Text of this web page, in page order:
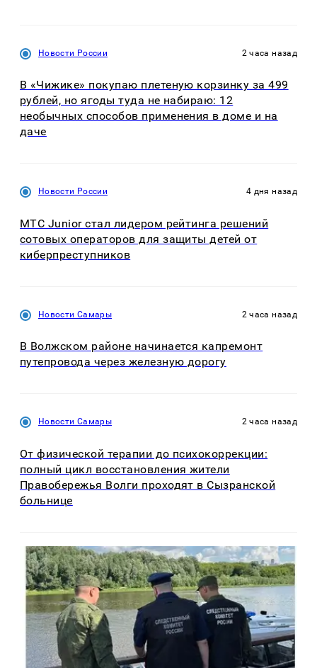
Новости России 2 часа назад
В «Чижике» покупаю плетеную корзинку за 499
рублей, но ягоды туда не набираю: 12
необычных способов применения в доме и на
даче
Новости России 4 дня назад
МТС Junior стал лидером рейтинга решений
сотовых операторов для защиты детей от
киберпреступников
Новости Самары 2 часа назад
В Волжском районе начинается капремонт
путепровода через железную дорогу
Новости Самары 2 часа назад
От физической терапии до психокоррекции:
полный цикл восстановления жители
Правобережья Волги проходят в Сызранской
больнице